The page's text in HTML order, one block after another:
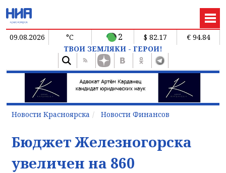
09.08.2026 °C 2 $ 82.17
€ 94.84
ТВОИ ЗЕМЛЯКИ - ГЕРОИ!
Новости Красноярска Новости Финансов
Бюджет Железногорска
увеличен на 860